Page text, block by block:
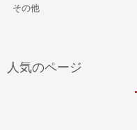
その他
人気のページ